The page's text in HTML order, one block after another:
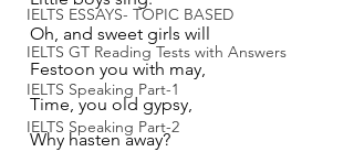
IELTS ESSAYS- TOPIC BASED
IELTS GT Reading Tests with Answers
IELTS Speaking Part-1
IELTS Speaking Part-2
Oh, and sweet girls will
Festoon you with may,
Time, you old gypsy,
Why hasten away?